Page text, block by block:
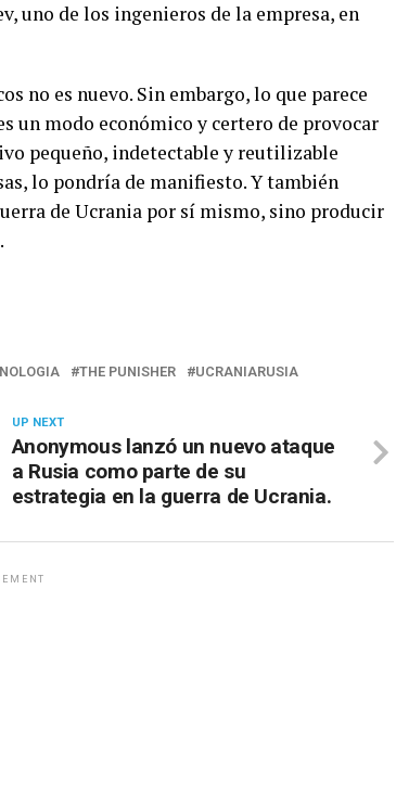
uno de los ingenieros de la empresa, en
no es nuevo. Sin embargo, lo que parece
un modo económico y certero de provocar
pequeño, indetectable y reutilizable
lo pondría de manifiesto. Y también
de Ucrania por sí mismo, sino producir
THE PUNISHER UCRANIARUSIA
UP NEXT
Anonymous lanzó un nuevo ataque
a Rusia como parte de su
estrategia en la guerra de Ucrania.